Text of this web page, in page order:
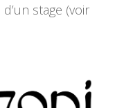
stage (voir